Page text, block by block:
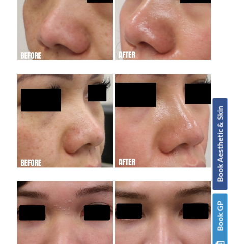
Book GP
Book Aesthetic & Skin